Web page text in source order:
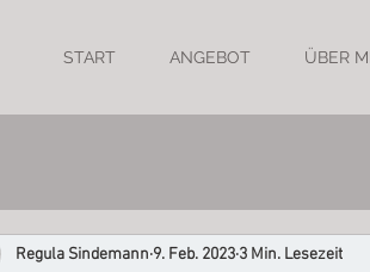
START ANGEBOT ÜBER
Regula Sindemann 9. Feb. 2023 3 Min. Lesezeit